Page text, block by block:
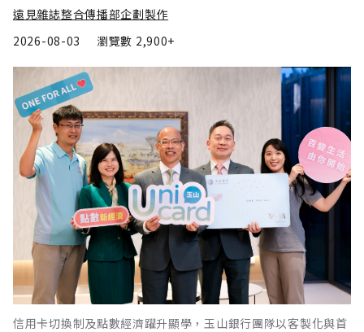
遠見雜誌整合傳播部企劃製作
2026-08-03
瀏覽數 2,900+
信用卡切換制及點數經濟躍升顯學，玉山銀行團隊以客製化與首